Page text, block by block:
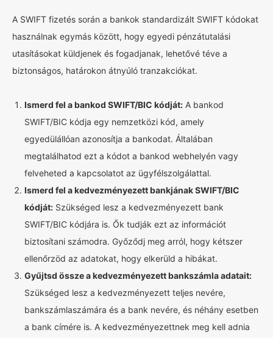
A SWIFT fizetés során a bankok standardizált SWIFT kódokat
használnak egymás között, hogy egyedi pénzátutalási
utasításokat küldjenek és fogadjanak, lehetővé téve a
biztonságos, határokon átnyúló tranzakciókat.
Ismerd fel a bankod SWIFT/BIC kódját: A bankod
SWIFT/BIC kódja egy nemzetközi kód, amely
egyedülállóan azonosítja a bankodat. Általában
megtalálhatod ezt a kódot a bankod webhelyén vagy
felveheted a kapcsolatot az ügyfélszolgálattal.
Ismerd fel a kedvezményezett bankjának SWIFT/BIC
kódját: Szükséged lesz a kedvezményezett bank
SWIFT/BIC kódjára is. Ők tudják ezt az információt
biztosítani számodra. Győződj meg arról, hogy kétszer
ellenőrzöd az adatokat, hogy elkerüld a hibákat.
Gyűjtsd össze a kedvezményezett bankszámla adatait:
Szükséged lesz a kedvezményezett teljes nevére,
bankszámlaszámára és a bank nevére, és néhány esetben
a bank címére is. A kedvezményezettnek meg kell adnia